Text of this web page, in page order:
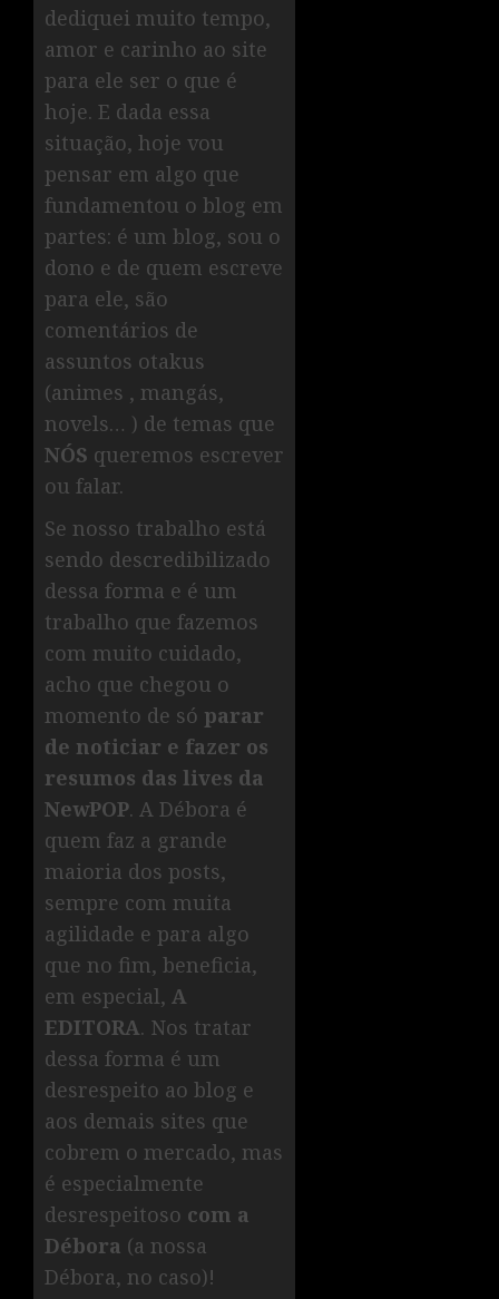
dediquei muito tempo,
amor e carinho ao site
para ele ser o que é
hoje. E dada essa
situação, hoje vou
pensar em algo que
fundamentou o blog em
partes: é um blog, sou o
dono e de quem escreve
para ele, são
comentários de
assuntos otakus
(animes , mangás,
novels… ) de temas que
NÓS queremos escrever
ou falar.
Se nosso trabalho está
sendo descredibilizado
dessa forma e é um
trabalho que fazemos
com muito cuidado,
acho que chegou o
momento de só parar
de noticiar e fazer os
resumos das lives da
NewPOP. A Débora é
quem faz a grande
maioria dos posts,
sempre com muita
agilidade e para algo
que no fim, beneficia,
em especial, A
EDITORA. Nos tratar
dessa forma é um
desrespeito ao blog e
aos demais sites que
cobrem o mercado, mas
é especialmente
desrespeitoso com a
Débora (a nossa
Débora, no caso)!